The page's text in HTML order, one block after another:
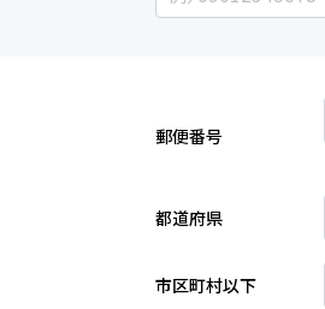
郵便番号
都道府県
市区町村以下